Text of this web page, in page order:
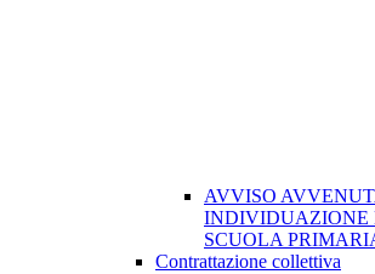
AVVISO
INDIVIDUAZIONE
SCUOLA
Contrattazione collettiva